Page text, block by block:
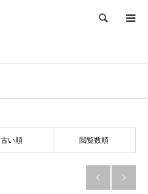
検索
古い順 閲覧数順
 